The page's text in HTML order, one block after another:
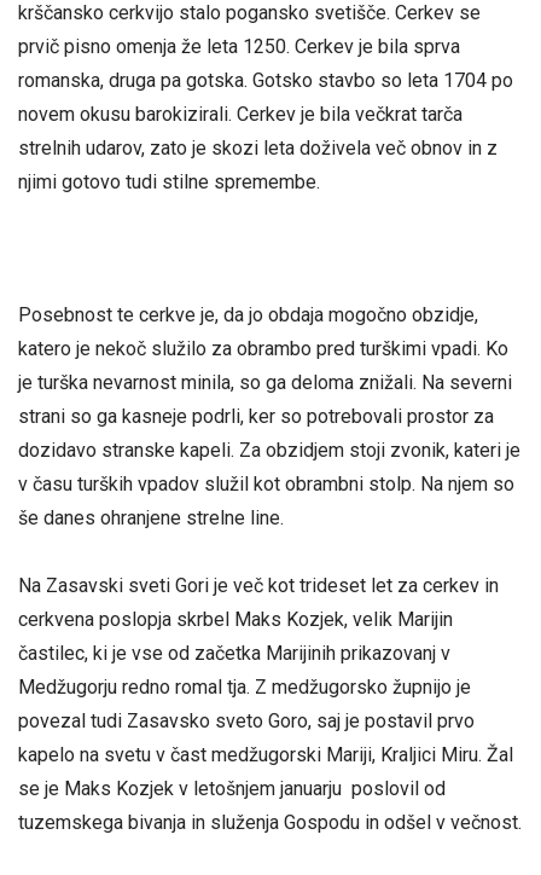
krščansko cerkvijo stalo pogansko svetišče. Cerkev se
prvič pisno omenja že leta 1250. Cerkev je bila sprva
romanska, druga pa gotska. Gotsko stavbo so leta 1704 po
novem okusu barokizirali. Cerkev je bila večkrat tarča
strelnih udarov, zato je skozi leta doživela več obnov in z
njimi gotovo tudi stilne spremembe.
Posebnost te cerkve je, da jo obdaja mogočno obzidje,
katero je nekoč služilo za obrambo pred turškimi vpadi. Ko
je turška nevarnost minila, so ga deloma znižali. Na severni
strani so ga kasneje podrli, ker so potrebovali prostor za
dozidavo stranske kapeli. Za obzidjem stoji zvonik, kateri je
v času turških vpadov služil kot obrambni stolp. Na njem so
še danes ohranjene strelne line.
Na Zasavski sveti Gori je več kot trideset let za cerkev in
cerkvena poslopja skrbel Maks Kozjek, velik Marijin
častilec, ki je vse od začetka Marijinih prikazovanj v
Medžugorju redno romal tja. Z medžugorsko župnijo je
povezal tudi Zasavsko sveto Goro, saj je postavil prvo
kapelo na svetu v čast medžugorski Mariji, Kraljici Miru. Žal
se je Maks Kozjek v letošnjem januarju poslovil od
tuzemskega bivanja in služenja Gospodu in odšel v večnost.